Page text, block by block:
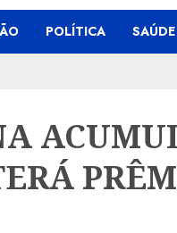
POLÍTICA SAÚDE